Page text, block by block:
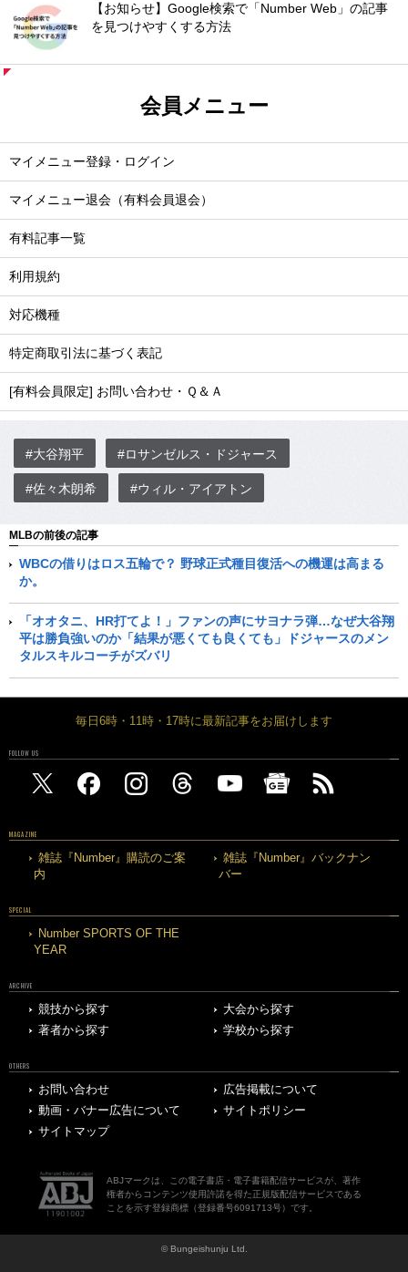
【お知らせ】Google検索で「Number Web」の記事
を見つけやすくする方法
会員メニュー
マイメニュー登録・ログイン
マイメニュー退会（有料会員退会）
有料記事一覧
利用規約
対応機種
特定商取引法に基づく表記
[有料会員限定] お問い合わせ・Ｑ＆Ａ
#大谷翔平 #ロサンゼルス・ドジャース
#佐々木朗希 #ウィル・アイアトン
MLBの前後の記事
WBCの借りはロス五輪で？ 野球正式種目復活への機運は高まる
か。
「オオタニ、HR打てよ！」ファンの声にサヨナラ弾…なぜ大谷翔
平は勝負強いのか「結果が悪くても良くても」ドジャースのメン
タルスキルコーチがズバリ
毎日6時・11時・17時に最新記事をお届けします
FOLLOW US
MAGAZINE
雑誌『Number』購読のご案
内
雑誌『Number』バックナン
バー
SPECIAL
Number SPORTS OF THE
YEAR
ARCHIVE
競技から探す
大会から探す
著者から探す
学校から探す
OTHERS
お問い合わせ
広告掲載について
動画・バナー広告について
サイトポリシー
サイトマップ
ABJマークは、この電子書店・電子書籍配信サービスが、著作
権者からコンテンツ使用許諾を得た正規版配信サービスである
ことを示す登録商標（登録番号6091713号）です。
© Bungeishunju Ltd.